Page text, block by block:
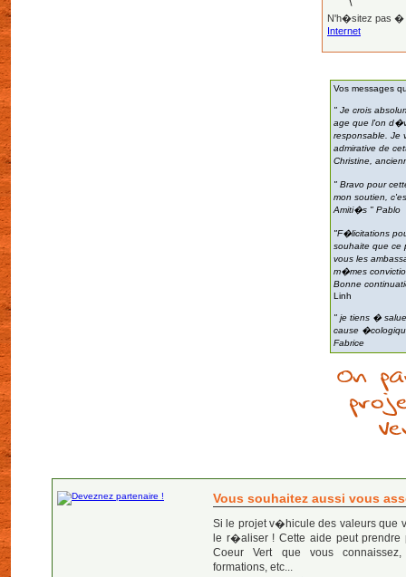
N'h�sitez pas
Internet
Vos messages
" Je crois
age que l'on
responsable. Je
admirative de
Christine,
" Bravo pour
mon soutien,
Amiti�s " Pablo
"F�licitations
souhaite que ce
vous les
m�mes
Bonne
Linh
" je tiens �
cause
Fabrice
Vous souhaitez aussi vous
Si le projet v�hicule des valeurs que
le r�aliser ! Cette aide peut prendre
Coeur Vert que vous
formations, etc...